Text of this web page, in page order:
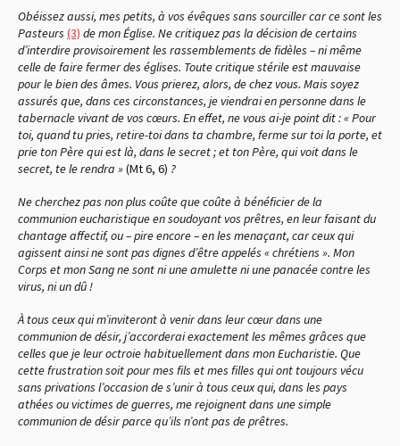
Obéissez aussi, mes petits, à vos évêques sans sourciller car ce sont les
Pasteurs (3) de mon Église. Ne critiquez pas la décision de certains
d’interdire provisoirement les rassemblements de fidèles – ni même
celle de faire fermer des églises. Toute critique stérile est mauvaise
pour le bien des âmes. Vous prierez, alors, de chez vous. Mais soyez
assurés que, dans ces circonstances, je viendrai en personne dans le
tabernacle vivant de vos cœurs. En effet, ne vous ai-je point dit : « Pour
toi, quand tu pries, retire-toi dans ta chambre, ferme sur toi la porte, et
prie ton Père qui est là, dans le secret ; et ton Père, qui voit dans le
secret, te le rendra »(Mt 6, 6) ?
Ne cherchez pas non plus coûte que coûte à bénéficier de la
communion eucharistique en soudoyant vos prêtres, en leur faisant du
chantage affectif, ou – pire encore – en les menaçant, car ceux qui
agissent ainsi ne sont pas dignes d’être appelés « chrétiens ». Mon
Corps et mon Sang ne sont ni une amulette ni une panacée contre les
virus, ni un dû !
À tous ceux qui m’inviteront à venir dans leur cœur dans une
communion de désir, j’accorderai exactement les mêmes grâces que
celles que je leur octroie habituellement dans mon Eucharistie. Que
cette frustration soit pour mes fils et mes filles qui ont toujours vécu
sans privations l’occasion de s’unir à tous ceux qui, dans les pays
athées ou victimes de guerres, me rejoignent dans une simple
communion de désir parce qu’ils n’ont pas de prêtres.